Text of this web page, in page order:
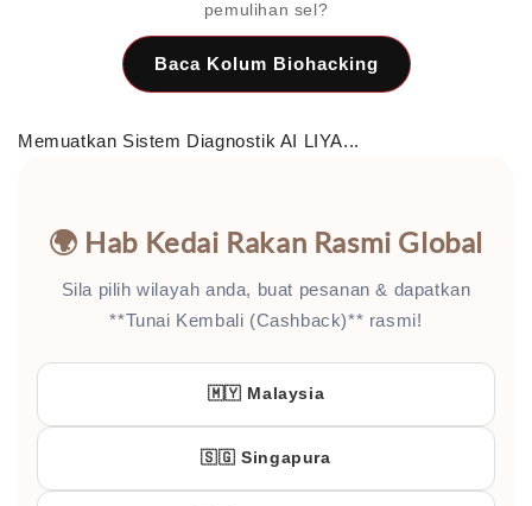
pemulihan sel?
Baca Kolum Biohacking
Memuatkan Sistem Diagnostik AI LIYA...
🌍 Hab Kedai Rakan Rasmi Global
Sila pilih wilayah anda, buat pesanan & dapatkan
**Tunai Kembali (Cashback)** rasmi!
🇲🇾 Malaysia
🇸🇬 Singapura